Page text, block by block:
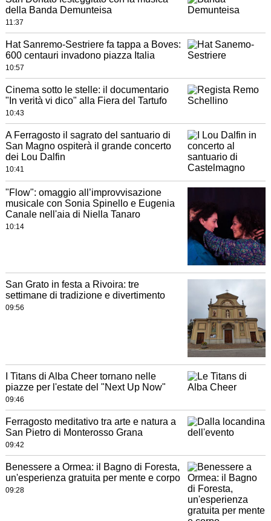
della Banda Demunteisa
11:37
Hat Sanremo-Sestriere fa tappa a Boves:
600 centauri invadono piazza Italia
10:57
Cinema sotto le stelle: il documentario
"In verità vi dico" alla Fiera del Tartufo
10:43
A Ferragosto il sagrato del santuario di
San Magno ospiterà il grande concerto
dei Lou Dalfin
10:41
"Flow": omaggio all’improvvisazione
musicale con Sonia Spinello e Eugenia
Canale nell'aia di Niella Tanaro
10:14
San Grato in festa a Rivoira: tre
settimane di tradizione e divertimento
09:56
I Titans di Alba Cheer tornano nelle
piazze per l'estate del "Next Up Now"
09:46
Ferragosto meditativo tra arte e natura a
San Pietro di Monterosso Grana
09:42
Benessere a Ormea: il Bagno di Foresta,
un'esperienza gratuita per mente e corpo
09:28